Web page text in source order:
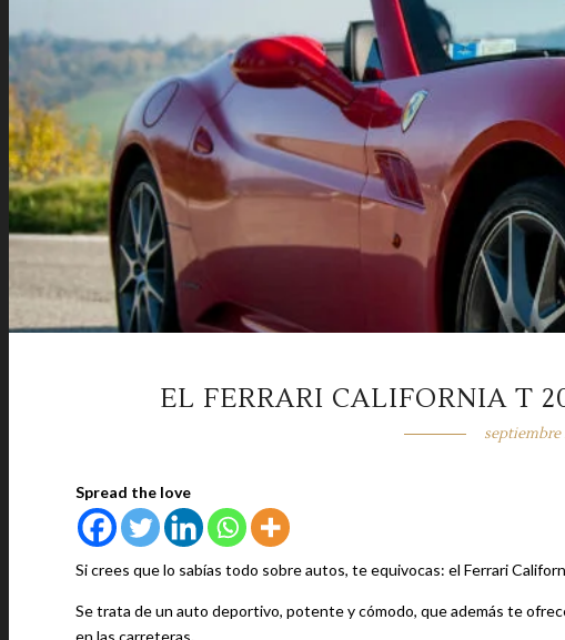
EL FERRARI CALIFORNIA T
septiembre
Spread the love
Si crees que lo sabías todo sobre autos, te equivocas: el Ferrari
Se trata de un auto deportivo, potente y cómodo, que además te
en las carreteras.